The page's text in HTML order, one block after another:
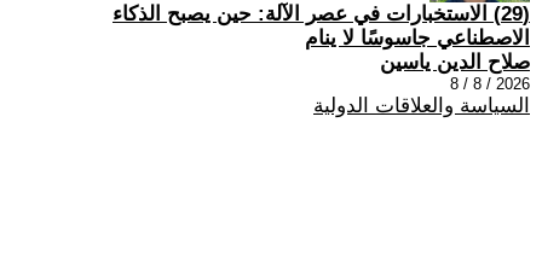
(29) الاستخبارات في عصر الآلة: حين يصبح الذكاء
الاصطناعي جاسوسًا لا ينام
صلاح الدين ياسين
2026 / 8 / 8
السياسة والعلاقات الدولية